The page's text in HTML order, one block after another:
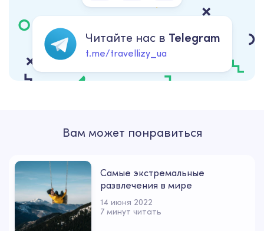
Читайте нас в Telegram
t.me/travellizy_ua
Вам может понравиться
Самые экстремальные
развлечения в мире
14 июня 2022
7 минут читать